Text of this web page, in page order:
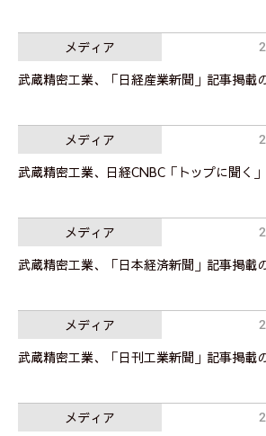
メディア
武蔵精密工業、「日経産業新聞」記事掲載
メディア
武蔵精密工業、日経CNBC「トップに聞く
メディア
武蔵精密工業、「日本経済新聞」記事掲載
メディア
武蔵精密工業、「日刊工業新聞」記事掲載
メディア